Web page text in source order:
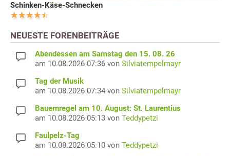
Schinken-Käse-Schnecken
NEUESTE FORENBEITRÄGE
Abendessen am Samstag den 15. 08. 26
am 10.08.2026 07:36 von Silviatempelmayr
Tag der Musik
am 10.08.2026 07:34 von Silviatempelmayr
Bauernregel am 10. August: St. Laurentius
am 10.08.2026 05:13 von Teddypetzi
Faulpelz-Tag
am 10.08.2026 05:10 von Teddypetzi